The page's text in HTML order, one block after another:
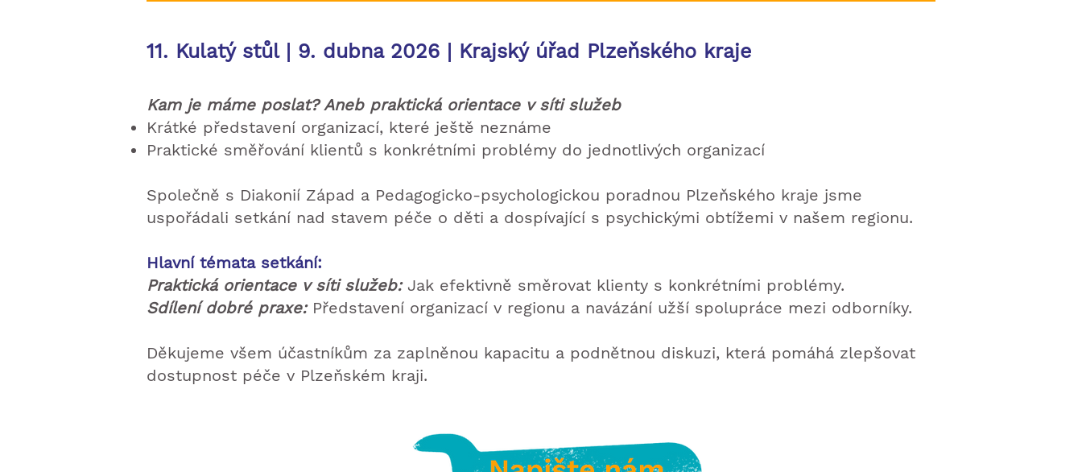
11. Kulatý stůl | 9. dubna 2026 | Krajský úřad Plzeňského kraje
Kam je máme poslat? Aneb praktická orientace v síti služeb
Krátké představení organizací, které ještě neznáme
Praktické směřování klientů s konkrétními problémy do jednotlivých organizací
Společně s Diakonií Západ a Pedagogicko-psychologickou poradnou Plzeňského kraje jsme
uspořádali setkání nad stavem péče o děti a dospívající s psychickými obtížemi v našem regionu.
Hlavní témata setkání:
Praktická orientace v síti služeb:Jak efektivně směrovat klienty s konkrétními problémy.
Sdílení dobré praxe:Představení organizací v regionu a navázání užší spolupráce mezi odborníky.
Děkujeme všem účastníkům za zaplněnou kapacitu a podnětnou diskuzi, která pomáhá zlepšovat
dostupnost péče v Plzeňském kraji.